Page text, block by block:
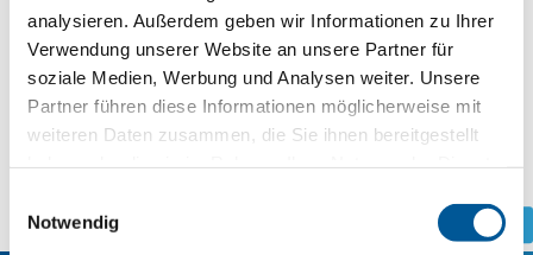
analysieren. Außerdem geben wir Informationen zu Ihrer
Verwendung unserer Website an unsere Partner für
soziale Medien, Werbung und Analysen weiter. Unsere
Partner führen diese Informationen möglicherweise mit
weiteren Daten zusammen, die Sie ihnen bereitgestellt
Notwendig